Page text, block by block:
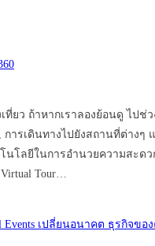
ที่ยว ถ้าหากเราลองย้อนดู ไป
ารเดินทางไปยังสถานที่ต่างๆ
นโลยีในการอำนวยความสะด
Tour…